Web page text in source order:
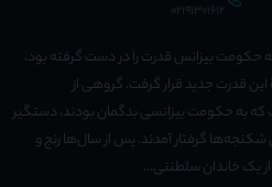
02191301612
که حکومت بیزانس قدرت را در دست گرفته بود،
این قدرت جدید قرار گرفت. گروهی از
که به حکومت بیزانسی بدگمان بودند، دستگیر
شکنجه‌ها گرفتار آمدند. پس از سال‌ها رنج و
از یک خاندان سلطنتی...